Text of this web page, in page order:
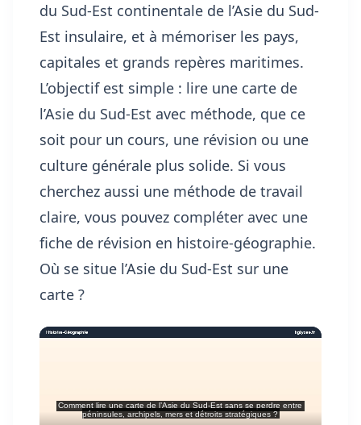
du Sud-Est continentale de l’Asie du Sud-
Est insulaire, et à mémoriser les pays,
capitales et grands repères maritimes.
L’objectif est simple : lire une carte de
l’Asie du Sud-Est avec méthode, que ce
soit pour un cours, une révision ou une
culture générale plus solide. Si vous
cherchez aussi une méthode de travail
claire, vous pouvez compléter avec une
fiche de révision en histoire-géographie.
Où se situe l’Asie du Sud-Est sur une
carte ?